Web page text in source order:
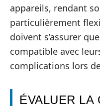
appareils, rendant
particulièrement
doivent s’assurer
compatible avec
complications lors
ÉVALUER LA